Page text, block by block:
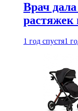
Врач
растяжек
1 год спустя1